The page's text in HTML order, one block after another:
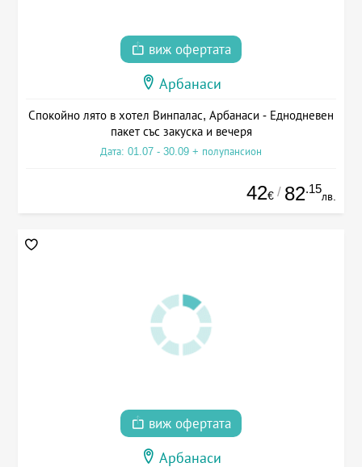
виж офертата
Арбанаси
Спокойно лято в хотел Винпалас, Арбанаси - Еднодневен
пакет със закуска и вечеря
Дата: 01.07 - 30.09 + полупансион
42€ / 82.15
лв.
виж офертата
Арбанаси